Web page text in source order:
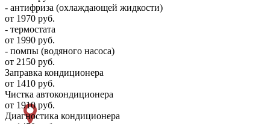
- антифриза (охлаждающей жидкости)
от 1970 руб.
- термостата
от 1990 руб.
- помпы (водяного насоса)
от 2150 руб.
Заправка кондиционера
от 1410 руб.
Чистка автокондиционера
от 1910 руб.
Диагностика кондиционера